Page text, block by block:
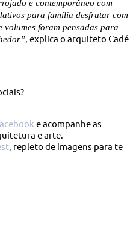
e contemporâneo com
para família desfrutar com
volumes foram pensadas para
, explica o arquiteto Cadé
e acompanhe as
e arte.
, repleto de imagens para te